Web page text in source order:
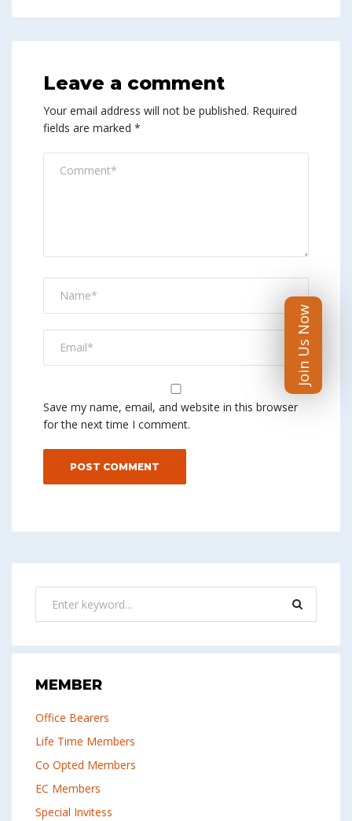
Leave a comment
Your email address will not be published. Required
fields are marked *
Save my name, email, and website in this browser
for the next time I comment.
MEMBER
Office Bearers
Life Time Members
Co Opted Members
EC Members
Special Invitess
Join Us Now